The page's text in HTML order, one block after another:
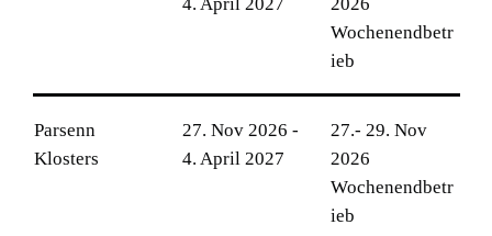
Wochenendbetr
ieb
Parsenn
Klosters
27. Nov 2026 -
4. April 2027
27.- 29. Nov
2026
Wochenendbetr
ieb